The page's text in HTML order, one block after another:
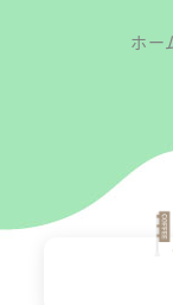
ホー